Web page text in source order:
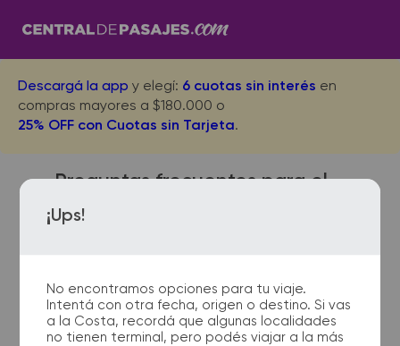
Descargá la app y elegí: 6 cuotas sin interés en
compras mayores a $180.000 o
25% OFF con Cuotas sin Tarjeta.
¡Ups!
No encontramos opciones para tu viaje.
Intentá con otra fecha, origen o destino. Si vas
a la Costa, recordá que algunas localidades
no tienen terminal, pero podés viajar a la más
Preguntas frecuentes para el
viaje desde Pigue a Bolivar
¿Dónde quedan las
terminales de micro de Pigue
a Bolivar?